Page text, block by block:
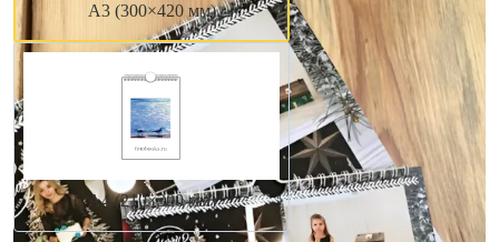
А3 (300×420 мм)
А4 (210×300 мм)